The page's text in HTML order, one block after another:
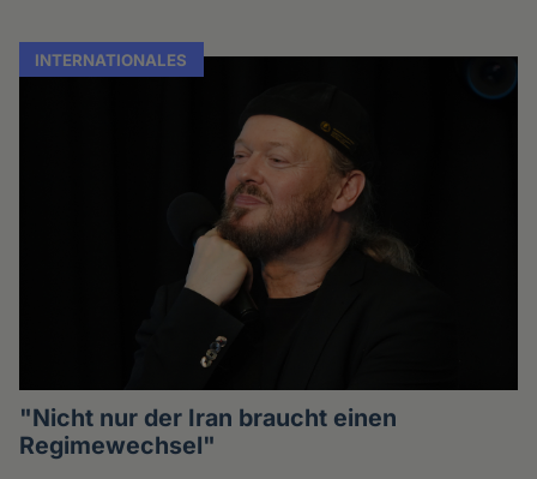
INTERNATIONALES
"Nicht nur der Iran braucht einen
Regimewechsel"